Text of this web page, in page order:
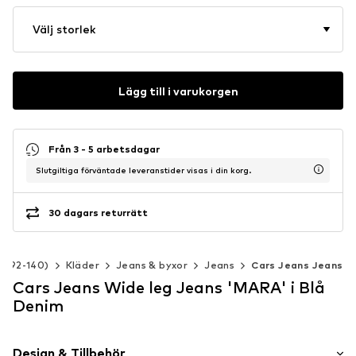
Välj storlek
Lägg till i varukorgen
Från 3 - 5 arbetsdagar
Slutgiltiga förväntade leveranstider visas i din korg.
30 dagars returrätt
92-140) Kläder Jeans & byxor Jeans Cars Jeans Jeans
Cars Jeans Wide leg Jeans 'MARA' i Blå
Denim